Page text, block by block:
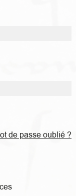
de passe oublié ?